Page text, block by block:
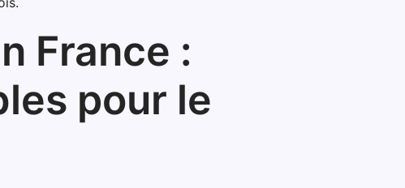
France :
pour le